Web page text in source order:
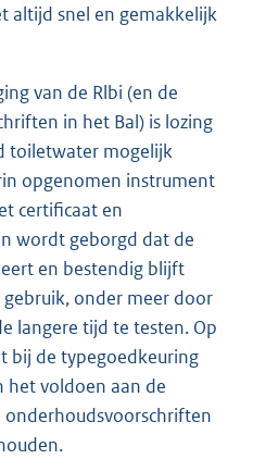
altijd snel en gemakkelijk
van de Rlbi (en de
in het Bal) is lozing
toiletwater mogelijk
opgenomen instrument
certificaat en
wordt geborgd dat de
en bestendig blijft
onder meer door
langere tijd te testen. Op
bij de typegoedkeuring
het voldoen aan de